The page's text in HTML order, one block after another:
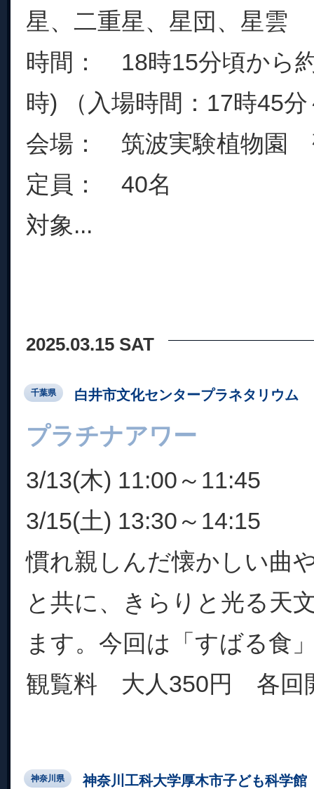
星、二重星、星団、星雲
時間： 18時15分頃から
時) （入場時間：17時45
会場： 筑波実験植物園
定員： 40名
対象...
2025.03.15 SAT
千葉県 白井市文化センタープラネタリウム
プラチナアワー
3/13(木) 11:00～11:45
3/15(土) 13:30～14:15
慣れ親しんだ懐かしい曲
と共に、きらりと光る天
ます。今回は「すばる食
観覧料 大人350円 各回
神奈川県 神奈川工科大学厚木市子ども科学館